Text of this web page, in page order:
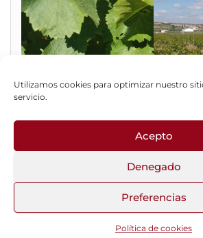
Utilizamos cookies para optimizar nuestro
servicio.
Acepto
Denegado
Preferencias
Política de cookies
Fotos del Blog
Funciona gracias aWordPress |